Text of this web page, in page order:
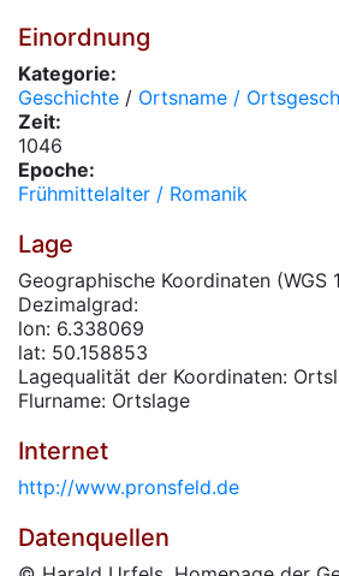
Einordnung
Kategorie:
Geschichte / Ortsname /
Zeit:
1046
Epoche:
Frühmittelalter / Romanik
Lage
Geographische Koordinaten (WGS
Dezimalgrad:
lon: 6.338069
lat: 50.158853
Lagequalität der Koordinaten:
Flurname: Ortslage
Internet
http://www.pronsfeld.de
Datenquellen